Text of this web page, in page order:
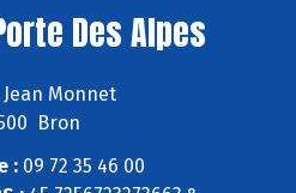
Des Alpes
Monnet
Bron
:09 72 35 46 00